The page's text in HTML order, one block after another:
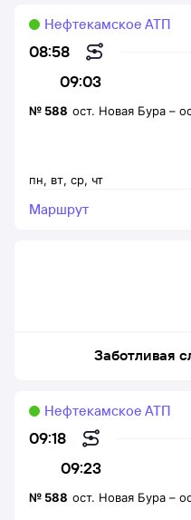
08:58
09:03
Нефтекамское АТП
пн, вт, ср, чт
№ 588 ост. Новая Бура –
Маршрут
Заботливая
09:18
09:23
Нефтекамское АТП
№ 588 ост. Новая Бура –